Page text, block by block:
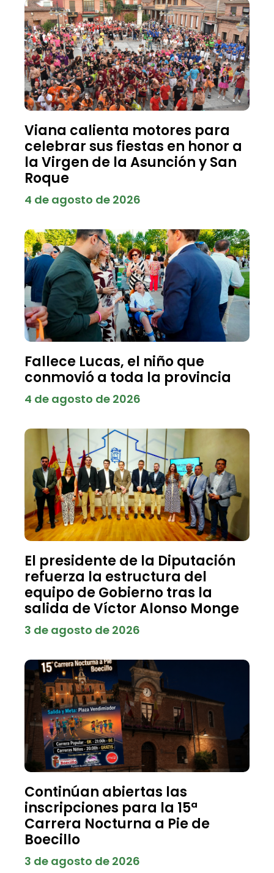
Viana calienta motores para
celebrar sus fiestas en honor a
la Virgen de la Asunción y San
Roque
4 de agosto de 2026
Fallece Lucas, el niño que
conmovió a toda la provincia
4 de agosto de 2026
El presidente de la Diputación
refuerza la estructura del
equipo de Gobierno tras la
salida de Víctor Alonso Monge
3 de agosto de 2026
Continúan abiertas las
inscripciones para la 15ª
Carrera Nocturna a Pie de
Boecillo
3 de agosto de 2026